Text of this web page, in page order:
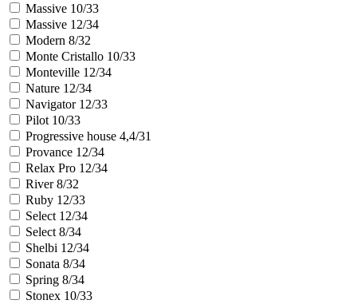
Massive 10/33
Massive 12/34
Modern 8/32
Monte Cristallo 10/33
Monteville 12/34
Nature 12/34
Navigator 12/33
Pilot 10/33
Progressive house 4,4/31
Provance 12/34
Relax Pro 12/34
River 8/32
Ruby 12/33
Select 12/34
Select 8/34
Shelbi 12/34
Sonata 8/34
Spring 8/34
Stonex 10/33